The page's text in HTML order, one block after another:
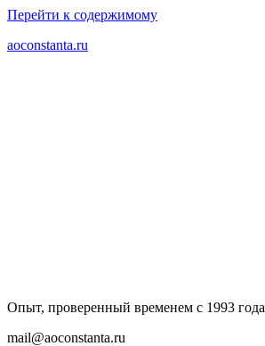
Перейти к содержимому
aoconstanta.ru
Опыт, проверенный временем с 1993 года
mail@aoconstanta.ru